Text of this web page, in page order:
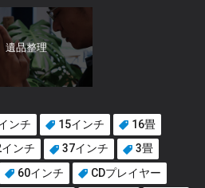
遺品整理
ンチ 15インチ
16畳
ンチ 37インチ
3畳
60インチ
CDプレイヤー